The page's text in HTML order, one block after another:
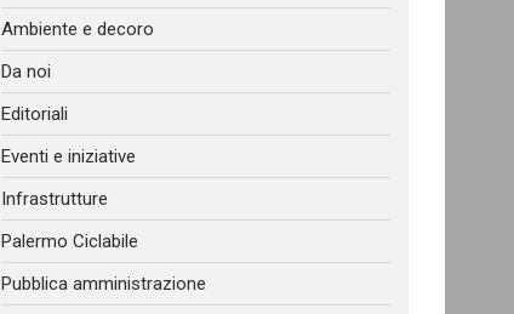
Ambiente e decoro
Da noi
Editoriali
Eventi e iniziative
Infrastrutture
Palermo Ciclabile
Pubblica amministrazione